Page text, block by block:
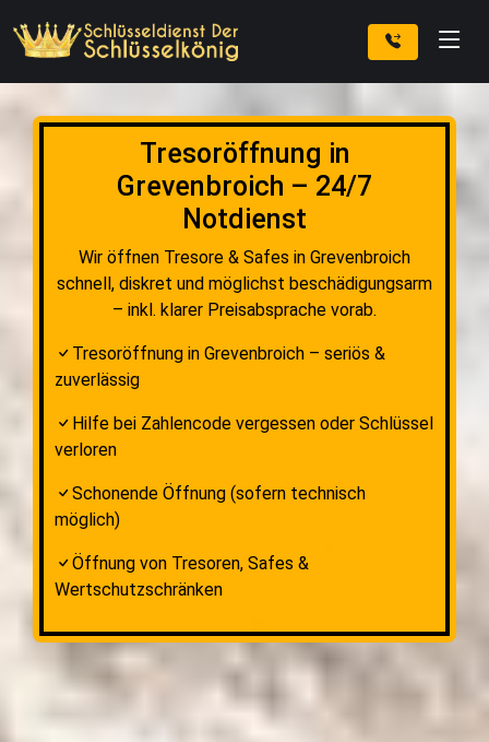
Tresoröffnung in
Grevenbroich – 24/7
Notdienst
Wir öffnen Tresore & Safes in Grevenbroich
schnell, diskret und möglichst beschädigungsarm
– inkl. klarer Preisabsprache vorab.
Tresoröffnung in Grevenbroich – seriös &
zuverlässig
Hilfe bei Zahlencode vergessen oder Schlüssel
verloren
Schonende Öffnung (sofern technisch
möglich)
Öffnung von Tresoren, Safes &
Wertschutzschränken